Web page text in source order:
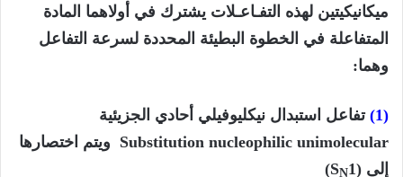
ميكانيكيتين لهذه التفـاعـلات يشترك في أولاهما المادة
المتفاعلة في الخطوة البطيئة المحددة لسرعة التفاعل
وهما:
(1)
تفاعل استبدال نيكليوفيلي أحادي الجزيئية
Substitution nucleophilic unimolecular ويتم اختصارها
إلى (S N1)